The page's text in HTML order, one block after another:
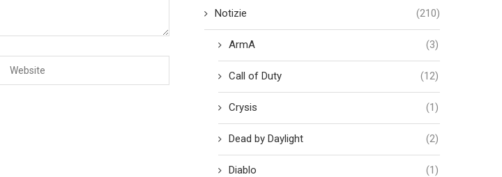
Notizie (210)
ArmA (3)
Call of Duty (12)
Crysis (1)
Dead by Daylight (2)
Diablo (1)